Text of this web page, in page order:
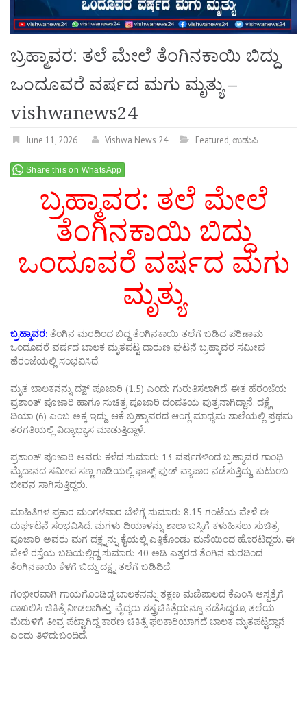
ಬ್ರಹ್ಮಾವರ: ತಲೆ ಮೇಲೆ ತೆಂಗಿನಕಾಯಿ ಬಿದ್ದು
ಒಂದೂವರೆ ವರ್ಷದ ಮಗು ಮೃತ್ಯು –
vishwanews24
June 11, 2026 Vishwa News 24 Featured,ಉಡುಪಿ
Share this on WhatsApp
ಬ್ರಹ್ಮಾವರ: ತಲೆ ಮೇಲೆ
ತೆಂಗಿನಕಾಯಿ ಬಿದ್ದು
ಒಂದೂವರೆ ವರ್ಷದ ಮಗು
ಮೃತ್ಯು
ಬ್ರಹ್ಮಾವರ: ತೆಂಗಿನ ಮರದಿಂದ ಬಿದ್ದ ತೆಂಗಿನಕಾಯಿ ತಲೆಗೆ ಬಡಿದ ಪರಿಣಾಮ
ಒಂದೂವರೆ ವರ್ಷದ ಬಾಲಕ ಮೃತಪಟ್ಟ ದಾರುಣ ಘಟನೆ ಬ್ರಹ್ಮಾವರ ಸಮೀಪ
ಹೆರಂಜೆಯಲ್ಲಿ ಸಂಭವಿಸಿದೆ.
ಮೃತ ಬಾಲಕನನ್ನು ದಕ್ಷ್ ಪೂಜಾರಿ (1.5) ಎಂದು ಗುರುತಿಸಲಾಗಿದೆ. ಈತ ಹೆರಂಜೆಯ
ಪ್ರಶಾಂತ್ ಪೂಜಾರಿ ಹಾಗೂ ಸುಚಿತ್ರ ಪೂಜಾರಿ ದಂಪತಿಯ ಪುತ್ರನಾಗಿದ್ದಾನೆ. ದಕ್ಷ್ಗೆ
ದಿಯಾ (6) ಎಂಬ ಅಕ್ಕ ಇದ್ದು, ಆಕೆ ಬ್ರಹ್ಮಾವರದ ಆಂಗ್ಲ ಮಾಧ್ಯಮ ಶಾಲೆಯಲ್ಲಿ ಪ್ರಥಮ
ತರಗತಿಯಲ್ಲಿ ವಿದ್ಯಾಭ್ಯಾಸ ಮಾಡುತ್ತಿದ್ದಾಳೆ.
ಪ್ರಶಾಂತ್ ಪೂಜಾರಿ ಅವರು ಕಳೆದ ಸುಮಾರು 13 ವರ್ಷಗಳಿಂದ ಬ್ರಹ್ಮಾವರ ಗಾಂಧಿ
ಮೈದಾನದ ಸಮೀಪ ಸಣ್ಣ ಗಾಡಿಯಲ್ಲಿ ಫಾಸ್ಟ್ ಫುಡ್ ವ್ಯಾಪಾರ ನಡೆಸುತ್ತಿದ್ದು, ಕುಟುಂಬ
ಜೀವನ ಸಾಗಿಸುತ್ತಿದ್ದರು.
ಮಾಹಿತಿಗಳ ಪ್ರಕಾರ ಮಂಗಳವಾರ ಬೆಳಿಗ್ಗೆ ಸುಮಾರು 8.15 ಗಂಟೆಯ ವೇಳೆ ಈ
ದುರ್ಘಟನೆ ಸಂಭವಿಸಿದೆ. ಮಗಳು ದಿಯಾಳನ್ನು ಶಾಲಾ ಬಸ್ಸಿಗೆ ಕಳುಹಿಸಲು ಸುಚಿತ್ರ
ಪೂಜಾರಿ ಅವರು ಮಗ ದಕ್ಷ್ನನ್ನು ಕೈಯಲ್ಲಿ ಎತ್ತಿಕೊಂಡು ಮನೆಯಿಂದ ಹೊರಟಿದ್ದರು. ಈ
ವೇಳೆ ರಸ್ತೆಯ ಬದಿಯಲ್ಲಿದ್ದ ಸುಮಾರು 40 ಅಡಿ ಎತ್ತರದ ತೆಂಗಿನ ಮರದಿಂದ
ತೆಂಗಿನಕಾಯಿ ಕೆಳಗೆ ಬಿದ್ದು ದಕ್ಷ್ನ ತಲೆಗೆ ಬಡಿದಿದೆ.
ಗಂಭೀರವಾಗಿ ಗಾಯಗೊಂಡಿದ್ದ ಬಾಲಕನನ್ನು ತಕ್ಷಣ ಮಣಿಪಾಲದ ಕೆಎಂಸಿ ಆಸ್ಪತ್ರೆಗೆ
ದಾಖಲಿಸಿ ಚಿಕಿತ್ಸೆ ನೀಡಲಾಗಿತ್ತು. ವೈದ್ಯರು ಶಸ್ತ್ರಚಿಕಿತ್ಸೆಯನ್ನೂ ನಡೆಸಿದ್ದರೂ, ತಲೆಯ
ಮೆದುಳಿಗೆ ತೀವ್ರ ಪೆಟ್ಟಾಗಿದ್ದ ಕಾರಣ ಚಿಕಿತ್ಸೆ ಫಲಕಾರಿಯಾಗದೆ ಬಾಲಕ ಮೃತಪಟ್ಟಿದ್ದಾನೆ
ಎಂದು ತಿಳಿದುಬಂದಿದೆ.